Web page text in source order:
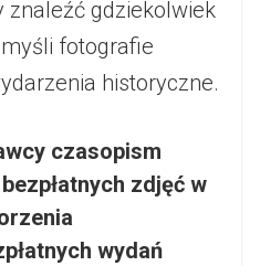
znaleźć gdziekolwiek
fotografie
historyczne.
czasopism
zdjęć w
wydań